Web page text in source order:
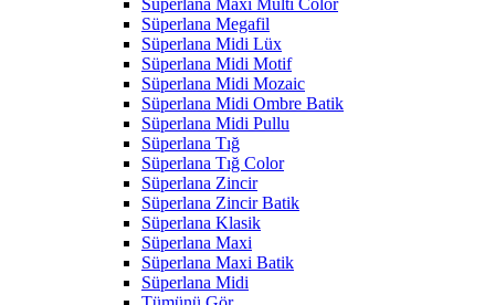
Süperlana Maxi Multi Color
Süperlana Megafil
Süperlana Midi Lüx
Süperlana Midi Motif
Süperlana Midi Mozaic
Süperlana Midi Ombre Batik
Süperlana Midi Pullu
Süperlana Tığ
Süperlana Tığ Color
Süperlana Zincir
Süperlana Zincir Batik
Süperlana Klasik
Süperlana Maxi
Süperlana Maxi Batik
Süperlana Midi